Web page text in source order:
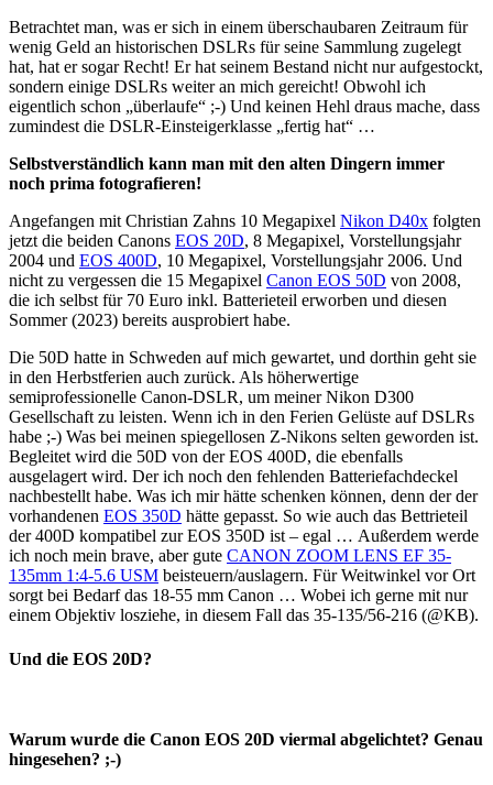
Betrachtet man, was er sich in einem überschaubaren Zeitraum für
wenig Geld an historischen DSLRs für seine Sammlung zugelegt
hat, hat er sogar Recht! Er hat seinem Bestand nicht nur aufgestockt,
sondern einige DSLRs weiter an mich gereicht! Obwohl ich
eigentlich schon „überlaufe“ ;-) Und keinen Hehl draus mache, dass
zumindest die DSLR-Einsteigerklasse „fertig hat“ …
Selbstverständlich kann man mit den alten Dingern immer
noch prima fotografieren!
Angefangen mit Christian Zahns 10 Megapixel Nikon D40x folgten
jetzt die beiden Canons EOS 20D, 8 Megapixel, Vorstellungsjahr
2004 und EOS 400D, 10 Megapixel, Vorstellungsjahr 2006. Und
nicht zu vergessen die 15 Megapixel Canon EOS 50D von 2008,
die ich selbst für 70 Euro inkl. Batterieteil erworben und diesen
Sommer (2023) bereits ausprobiert habe.
Die 50D hatte in Schweden auf mich gewartet, und dorthin geht sie
in den Herbstferien auch zurück. Als höherwertige
semiprofessionelle Canon-DSLR, um meiner Nikon D300
Gesellschaft zu leisten. Wenn ich in den Ferien Gelüste auf DSLRs
habe ;-) Was bei meinen spiegellosen Z-Nikons selten geworden ist.
Begleitet wird die 50D von der EOS 400D, die ebenfalls
ausgelagert wird. Der ich noch den fehlenden Batteriefachdeckel
nachbestellt habe. Was ich mir hätte schenken können, denn der der
vorhandenen EOS 350D hätte gepasst. So wie auch das Bettrieteil
der 400D kompatibel zur EOS 350D ist – egal … Außerdem werde
ich noch mein brave, aber gute CANON ZOOM LENS EF 35-
135mm 1:4-5.6 USM beisteuern/auslagern. Für Weitwinkel vor Ort
sorgt bei Bedarf das 18-55 mm Canon … Wobei ich gerne mit nur
einem Objektiv losziehe, in diesem Fall das 35-135/56-216 (@KB).
Und die EOS 20D?
Warum wurde die Canon EOS 20D viermal abgelichtet? Genau
hingesehen? ;-)